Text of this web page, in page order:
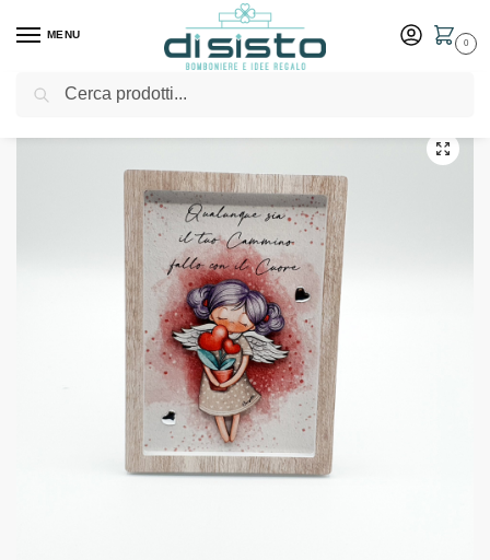
MENU
0
Home Shop Bomboniere